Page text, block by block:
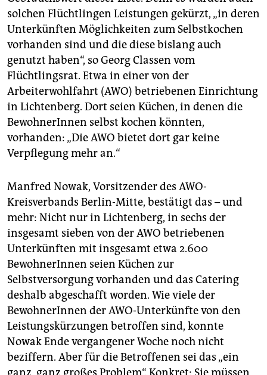
solchen Flüchtlingen Leistungen gekürzt, „in deren
Unterkünften Möglichkeiten zum Selbstkochen
vorhanden sind und die diese bislang auch
genutzt haben“, so Georg Classen vom
Flüchtlingsrat. Etwa in einer von der
Arbeiterwohlfahrt (AWO) betriebenen Einrichtung
in Lichtenberg. Dort seien Küchen, in denen die
BewohnerInnen selbst kochen könnten,
vorhanden: „Die AWO bietet dort gar keine
Verpflegung mehr an.“
Manfred Nowak, Vorsitzender des AWO-
Kreisverbands Berlin-Mitte, bestätigt das – und
mehr: Nicht nur in Lichtenberg, in sechs der
insgesamt sieben von der AWO betriebenen
Unterkünften mit insgesamt etwa 2.600
BewohnerInnen seien Küchen zur
Selbstversorgung vorhanden und das Catering
deshalb abgeschafft worden. Wie viele der
BewohnerInnen der AWO-Unterkünfte von den
Leistungskürzungen betroffen sind, konnte
Nowak Ende vergangener Woche noch nicht
beziffern. Aber für die Betroffenen sei das „ein